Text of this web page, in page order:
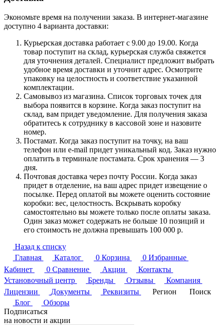
Экономьте время на получении заказа. В интернет-магазине
доступно 4 варианта доставки:
Курьерская доставка работает с 9.00 до 19.00. Когда
товар поступит на склад, курьерская служба свяжется
для уточнения деталей. Специалист предложит выбрать
удобное время доставки и уточнит адрес. Осмотрите
упаковку на целостность и соответствие указанной
комплектации.
Самовывоз из магазина. Список торговых точек для
выбора появится в корзине. Когда заказ поступит на
склад, вам придет уведомление. Для получения заказа
обратитесь к сотруднику в кассовой зоне и назовите
номер.
Постамат. Когда заказ поступит на точку, на ваш
телефон или e-mail придет уникальный код. Заказ нужно
оплатить в терминале постамата. Срок хранения — 3
дня.
Почтовая доставка через почту России. Когда заказ
придет в отделение, на ваш адрес придет извещение о
посылке. Перед оплатой вы можете оценить состояние
коробки: вес, целостность. Вскрывать коробку
самостоятельно вы можете только после оплаты заказа.
Один заказ может содержать не больше 10 позиций и
его стоимость не должна превышать 100 000 р.
Назад к списку
Главная
Каталог 0 Корзина 0 Избранные
Кабинет
0 Сравнение Акции
Контакты
Установочный центр
Бренды Отзывы
Компания
Лицензии
Документы Реквизиты Регион
Поиск
Блог
Обзоры
Подписаться
на новости и акции